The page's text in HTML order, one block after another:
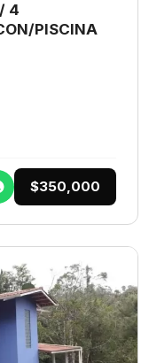
4
PISCINA
$350,000